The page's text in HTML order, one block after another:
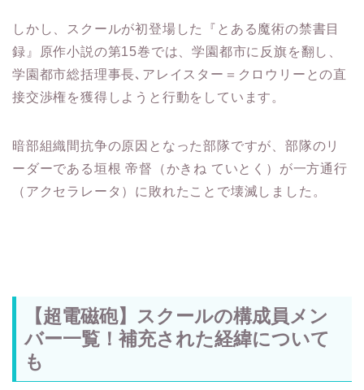
しかし、スクールが初登場した『とある魔術の禁書目
録』原作小説の第15巻では、学園都市に反旗を翻し、
学園都市総括理事長､アレイスター＝クロウリーとの直
接交渉権を獲得しようと行動をしています。
暗部組織間抗争の原因となった部隊ですが、部隊のリ
ーダーである垣根 帝督（かきね ていとく）が一方通行
（アクセラレータ）に敗れたことで壊滅しました。
【超電磁砲】スクールの構成員メン
バー一覧！補充された経緯について
も